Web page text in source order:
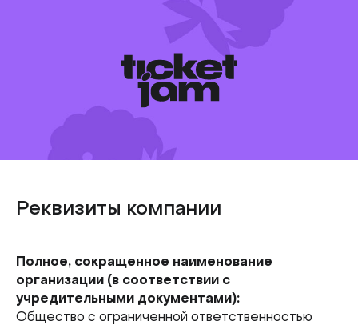
Реквизиты компании
Полное, сокращенное наименование
организации (в соответствии с
учредительными документами):
Общество с ограниченной ответственностью